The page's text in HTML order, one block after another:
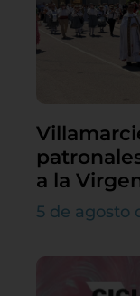
a la
5 de agosto